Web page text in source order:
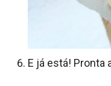
E já está! Pronta